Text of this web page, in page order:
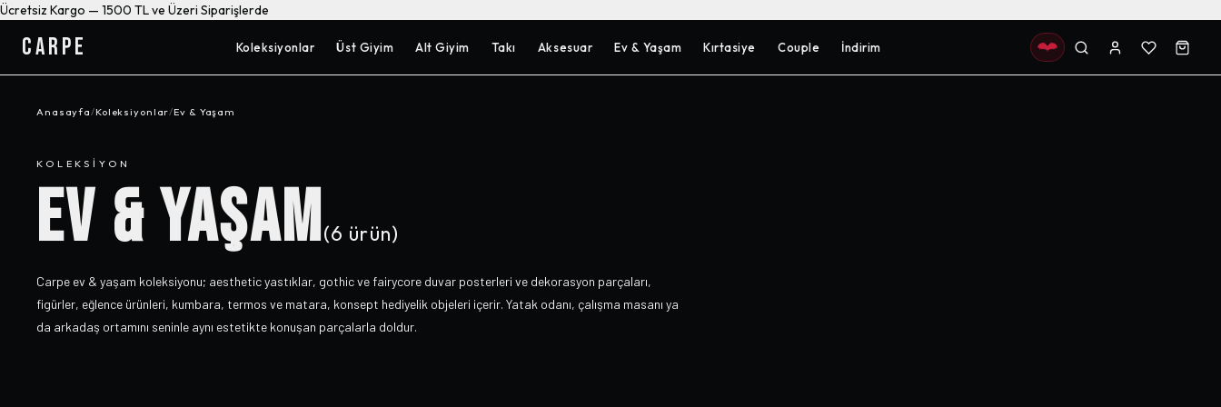
Ücretsiz Kargo — 1500 TL ve Üzeri Siparişlerde
CARPE Koleksiyonlar Üst Giyim Alt Giyim Takı Aksesuar Ev & Yaşam Kırtasiye Couple İndirim
Anasayfa/Koleksiyonlar/Ev & Yaşam
KOLEKSIYON
EV & YAŞAM(6 ürün)
Carpe ev & yaşam koleksiyonu; aesthetic yastıklar, gothic ve fairycore duvar posterleri ve dekorasyon parçaları,
figürler, eğlence ürünleri, kumbara, termos ve matara, konsept hediyelik objeleri içerir. Yatak odanı, çalışma masanı ya
da arkadaş ortamını seninle aynı estetikte konuşan parçalarla doldur.